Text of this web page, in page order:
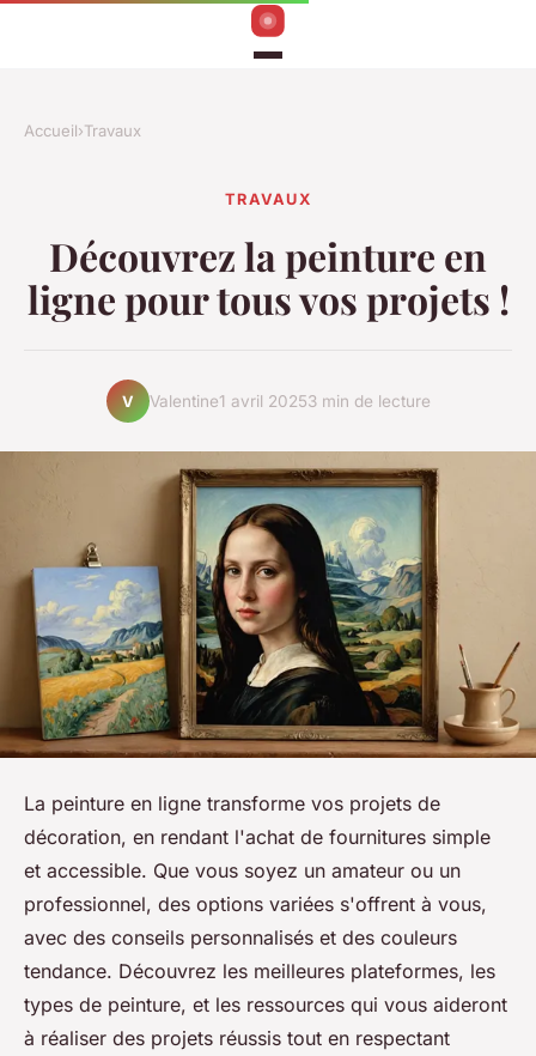
Accueil›Travaux
TRAVAUX
Découvrez la peinture en
ligne pour tous vos projets !
V Valentine1 avril 20253 min de lecture
La peinture en ligne transforme vos projets de
décoration, en rendant l'achat de fournitures simple
et accessible. Que vous soyez un amateur ou un
professionnel, des options variées s'offrent à vous,
avec des conseils personnalisés et des couleurs
tendance. Découvrez les meilleures plateformes, les
types de peinture, et les ressources qui vous aideront
à réaliser des projets réussis tout en respectant